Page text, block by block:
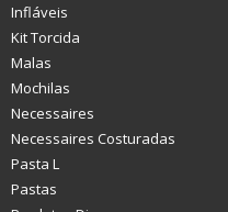
Infláveis
Kit Torcida
Malas
Mochilas
Necessaires
Necessaires Costuradas
Pasta L
Pastas